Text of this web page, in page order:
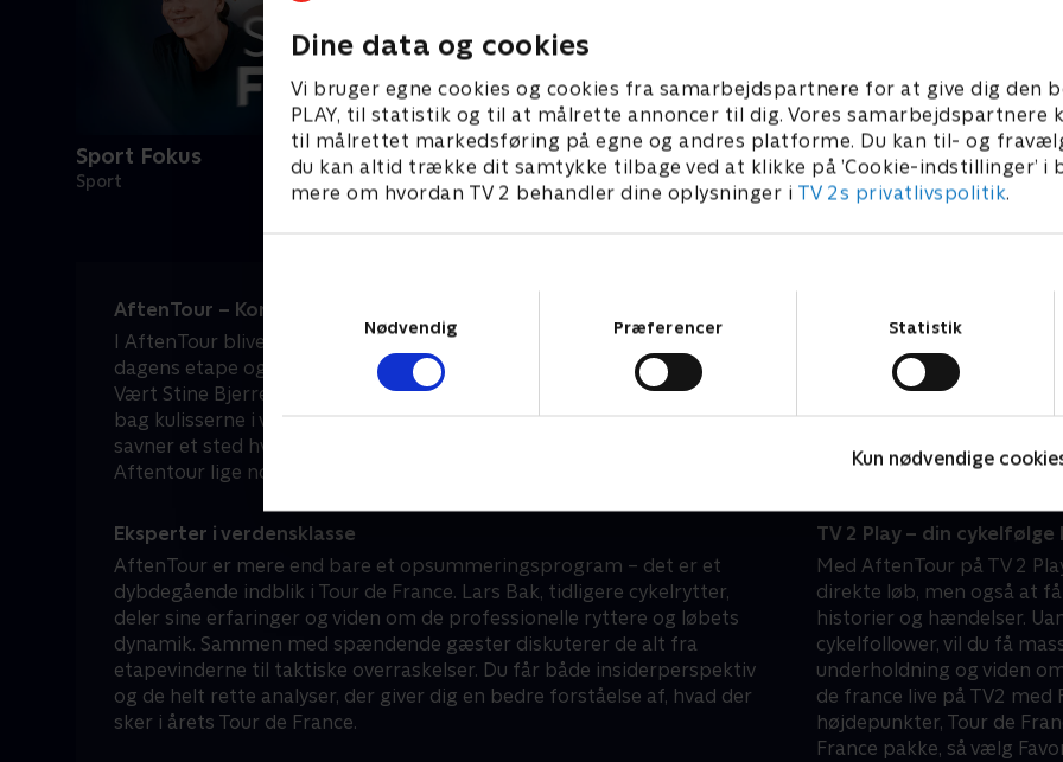
Dine data og cookies
Vi bruger egne cookies og cookies fra samarbejdspartnere for at give dig den
PLAY, til statistik og til at målrette annoncer til dig. Vores samarbejdspartnere
til målrettet markedsføring på egne og andres platforme. Du kan til- og
du kan altid trække dit samtykke tilbage ved at klikke på ’Cookie-indstillinger’ i
mere om hvordan TV 2 behandler dine oplysninger i TV 2s privatlivspolitik.
Nødvendig
Præferencer Statistik
Kun nødvendige
Sport Fokus
Sport
Højdepunkter
Sport
AftenTour – Kom helt tæt på Tour de France
I AftenTour bliver du dagligt opdateret med alt, hvad der er sket på
dagens etape og får et kig på, hvad der venter i de kommende dage.
Vært Stine Bjerre Mortensen og cykelekspert Lars Bak tager dig med
bag kulisserne i verdens største cykelløb. Så elsker du Tour de France og
savner et sted hvor nørderiet om dagens etape er skruet helt op? Så er
Aftentour lige noget for dig.
Hver aften sender Stine
rytterhotel, hvor de
opdateringer og
kørte stærkest? Og hvilke
fremadrettet? AftenTour
opdateret gennem hele
Eksperter i verdensklasse
AftenTour er mere end bare et opsummeringsprogram – det er et
dybdegående indblik i Tour de France. Lars Bak, tidligere cykelrytter,
deler sine erfaringer og viden om de professionelle ryttere og løbets
dynamik. Sammen med spændende gæster diskuterer de alt fra
etapevinderne til taktiske overraskelser. Du får både insiderperspektiv
og de helt rette analyser, der giver dig en bedre forståelse af, hvad der
sker i årets Tour de France.
TV 2 Play – din cykelfølge
Med AftenTour på TV 2
direkte løb, men også at
historier og hændelser.
cykelfollower, vil du få
underholdning og viden
de france live på TV2 med
højdepunkter, Tour de
France pakke, så vælg